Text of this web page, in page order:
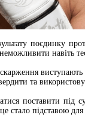
поєдинку
навіть
виступають
та
поставити під
стало підставою